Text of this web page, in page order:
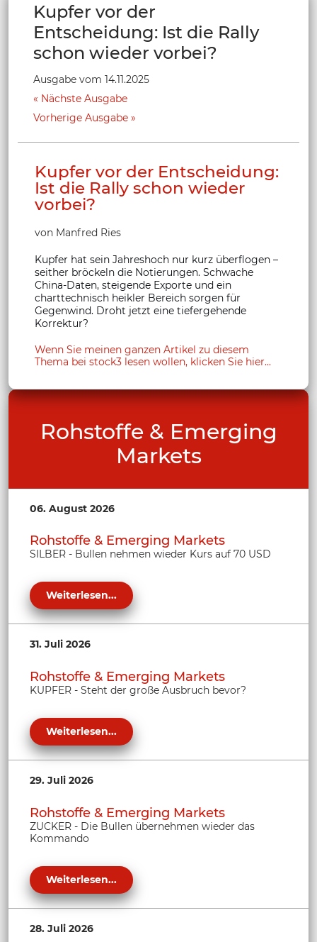
Kupfer vor der
Entscheidung: Ist die Rally
schon wieder vorbei?
Ausgabe vom 14.11.2025
Nächste Ausgabe
Vorherige Ausgabe
Kupfer vor der Entscheidung:
Ist die Rally schon wieder
vorbei?
von Manfred Ries
Kupfer hat sein Jahreshoch nur kurz überflogen –
seither bröckeln die Notierungen. Schwache
China-Daten, steigende Exporte und ein
charttechnisch heikler Bereich sorgen für
Gegenwind. Droht jetzt eine tiefergehende
Korrektur?
Wenn Sie meinen ganzen Artikel zu diesem
Thema bei stock3 lesen wollen, klicken Sie hier...
Rohstoffe & Emerging
Markets
06. August 2026
Rohstoffe & Emerging Markets
SILBER - Bullen nehmen wieder Kurs auf 70 USD
Weiterlesen...
31. Juli 2026
Rohstoffe & Emerging Markets
KUPFER - Steht der große Ausbruch bevor?
Weiterlesen...
29. Juli 2026
Rohstoffe & Emerging Markets
ZUCKER - Die Bullen übernehmen wieder das
Kommando
Weiterlesen...
28. Juli 2026